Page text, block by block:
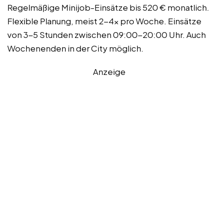
Regelmäßige Minijob-Einsätze bis 520 € monatlich.
Flexible Planung, meist 2-4x pro Woche. Einsätze
von 3-5 Stunden zwischen 09:00-20:00 Uhr. Auch
Wochenenden in der City möglich.
Anzeige